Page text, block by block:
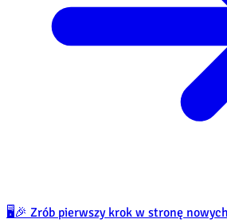
🖥️🎉 Zrób pierwszy krok w stronę